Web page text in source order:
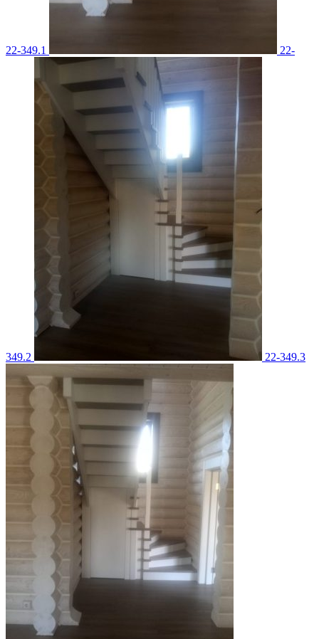
22-349.1 22-
349.2 22-349.3